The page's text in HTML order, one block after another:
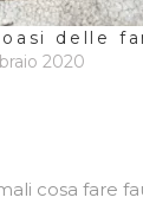
oasi delle
2020
cosa fare